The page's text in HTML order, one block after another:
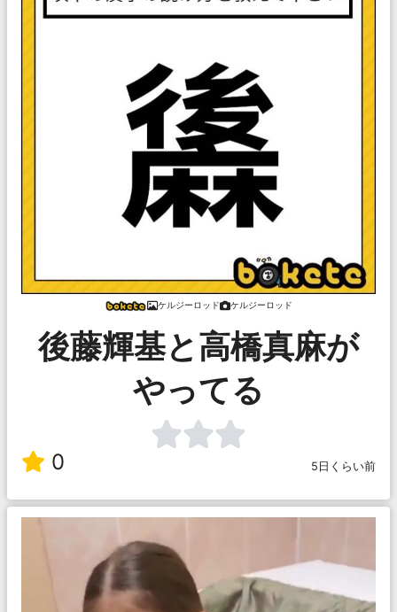
ケルジーロッド ケルジーロッド
後藤輝基と高橋真麻が
やってる
0 5日くらい前